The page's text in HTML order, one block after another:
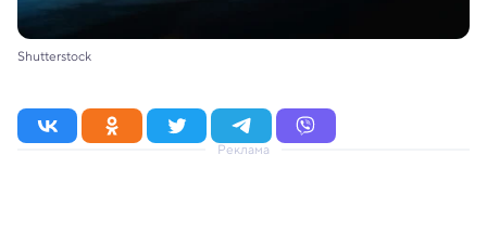
Shutterstock
Реклама